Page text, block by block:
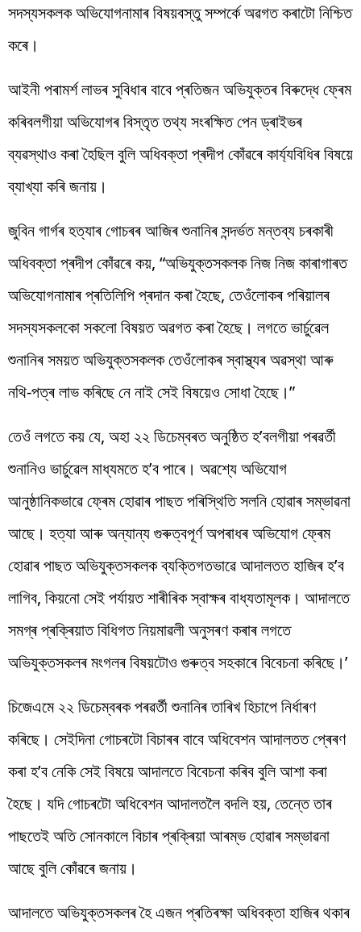
সদস্যসকলক অভিযোগনামাৰ বিষয়বস্তু সম্পৰ্কে অৱগত কৰাটো নিশ্চিত
কৰে।
আইনী পৰামৰ্শ লাভৰ সুবিধাৰ বাবে প্ৰতিজন অভিযুক্তৰ বিৰুদ্ধে ফ্ৰেম
কৰিবলগীয়া অভিযোগৰ বিস্তৃত তথ্য সংৰক্ষিত পেন ড্ৰাইভৰ
ব্যৱস্থাও কৰা হৈছিল বুলি অধিবক্তা প্ৰদীপ কোঁৱৰে কাৰ্য্যবিধিৰ বিষয়ে
ব্যাখ্যা কৰি জনায়।
জুবিন গাৰ্গৰ হত্যাৰ গোচৰৰ আজিৰ শুনানিৰ সন্দৰ্ভত মন্তব্য চৰকাৰী
অধিবক্তা প্ৰদীপ কোঁৱৰেকয়, “অভিযুক্তসকলক নিজ নিজ কাৰাগাৰত
অভিযোগনামাৰ প্ৰতিলিপি প্ৰদান কৰা হৈছে, তেওঁলোকৰ পৰিয়ালৰ
সদস্যসকলকো সকলো বিষয়ত অৱগত কৰা হৈছে। লগতে ভাৰ্চুৱেল
শুনানিৰ সময়ত অভিযুক্তসকলক তেওঁলোকৰ স্বাস্থ্যৰ অৱস্থা আৰু
নথি-পত্ৰ লাভ কৰিছে নে নাই সেই বিষয়েও সোধা হৈছে।”
তেওঁ লগতে কয় যে, অহা ২২ ডিচেম্বৰত অনুষ্ঠিত হ’বলগীয়া পৰৱৰ্তী
শুনানিও ভাৰ্চুৱেল মাধ্যমতে হ’ব পাৰে। অৱশ্যে অভিযোগ
আনুষ্ঠানিকভাৱে ফ্ৰেম হোৱাৰ পাছত পৰিস্থিতি সলনি হোৱাৰ সম্ভাৱনা
আছে। হত্যা আৰু অন্যান্য গুৰুত্বপূৰ্ণ অপৰাধৰ অভিযোগ ফ্ৰেম
হোৱাৰ পাছত অভিযুক্তসকলক ব্যক্তিগতভাৱে আদালতত হাজিৰ হ’ব
লাগিব, কিয়নো সেই পৰ্যায়ত শাৰীৰিক স্বাক্ষৰ বাধ্যতামূলক। আদালতে
সমগ্ৰ প্ৰক্ৰিয়াত বিধিগত নিয়মাৱলী অনুসৰণ কৰাৰ লগতে
অভিযুক্তসকলৰ মংগলৰ বিষয়টোও গুৰুত্ব সহকাৰে বিবেচনা কৰিছে।’
চিজেএমে ২২ ডিচেম্বৰক পৰৱৰ্তী শুনানিৰ তাৰিখ হিচাপে নিৰ্ধাৰণ
কৰিছে। সেইদিনা গোচৰটো বিচাৰৰ বাবে অধিবেশন আদালতত প্ৰেৰণ
কৰা হ’ব নেকি সেই বিষয়ে আদালতে বিবেচনা কৰিব বুলি আশা কৰা
হৈছে। যদি গোচৰটো অধিবেশন আদালতলৈ বদলি হয়, তেন্তে তাৰ
পাছতেই অতি সোনকালে বিচাৰ প্ৰক্ৰিয়া আৰম্ভ হোৱাৰ সম্ভাৱনা
আছে বুলি কোঁৱৰে জনায়।
আদালতে অভিযুক্তসকলৰ হৈ এজন প্ৰতিৰক্ষা অধিবক্তা হাজিৰ থকাৰ